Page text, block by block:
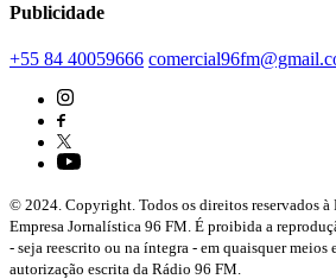
Publicidade
+55 84 40059666
© 2024. Copyright. Todos os direitos reservados
Empresa Jornalística 96 FM. É proibida a
- seja reescrito ou na íntegra - em quaisquer meios
autorização escrita da Rádio 96 FM.